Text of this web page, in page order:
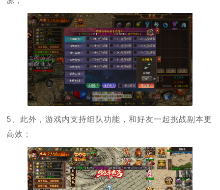
5、此外，游戏内支持组队功能，和好友一起挑战副本更
高效；